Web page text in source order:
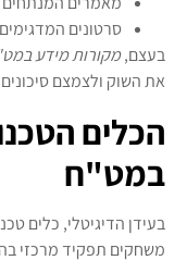
סרטונים
בעצם,מקורות מידע
את השוק ולצמצם
הכלים
במט"ח
בעידן הדיגיטלי, כלים
משחקים תפקיד מרכזי